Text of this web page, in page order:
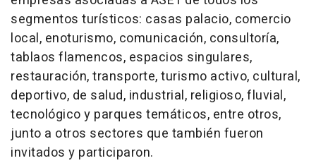
segmentos turísticos: casas palacio, comercio
local, enoturismo, comunicación, consultoría,
tablaos flamencos, espacios singulares,
restauración, transporte, turismo activo, cultural,
deportivo, de salud, industrial, religioso, fluvial,
tecnológico y parques temáticos, entre otros,
junto a otros sectores que también fueron
invitados y participaron.